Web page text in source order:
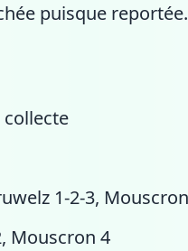
puisque
collecte
1-2-3,
Mouscron 4